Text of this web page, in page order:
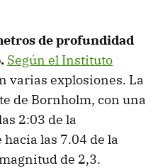
de profundidad
Según el Instituto
varias explosiones. La
de Bornholm, con una
2:03 de la
las 7.04 de la
de 2,3.